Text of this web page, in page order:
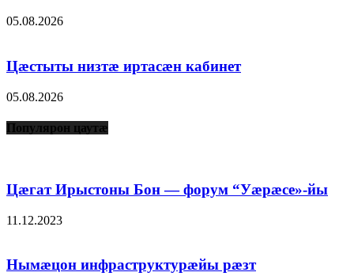
05.08.2026
Цæстыты низтæ иртасæн кабинет
05.08.2026
Популярон цаутæ
Цæгат Ирыстоны Бон — форум “Уæрæсе»-йы
11.12.2023
Нымæцон инфраструктурæйы рæзт